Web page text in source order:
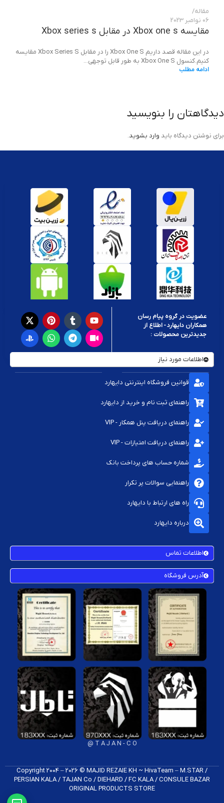
مقاله
06 نوامبر 2023
مقایسه Xbox one s در مقابل Xbox series s
در این مقاله قصد داریم Xbox One S را در مقابل Xbox Series S مقایسه
کنیم.کنسول Xbox One S به طور قابل توجهی...
ادامه مطلب
دیدگاهتان را بنویسید
برای نوشتن دیدگاه باید وارد بشوید.
عضویت در گروه پیام رسان
همکاران دایهارد - اطلاع از
جدیدترین محصولات :
اطلاعات مورد نیاز
قوانین فروشگاه اینترنتی دایهارد
راهنمای ثبت نام و خرید از دایهارد
راهنمای دریافت پنل همکار - VIP
راهنمای دریافت امتیازات - VIP
شماره حساب های پرداخت بانک
راهنمایی سوالات پر تکرار
راه های ارتباط با دایهارد
درباره دایهارد
اطلاعات تماس
آدرس فروشگاه
T A J A N - C O @
Copyright 2004 – 2026 © MAJID REZAIE KH ~ HivaTeam – M.STAR /
PERSIAN KALA / TAJAN Co / DIEHARD / FC K​ALA / CONSULE BAZAR
ORIGINAL PRODUCTS​ STORE